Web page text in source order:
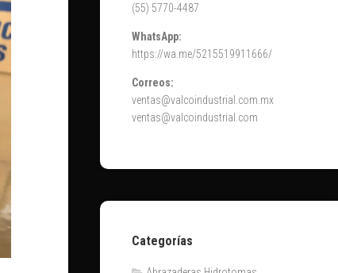
(55) 5770-4487
WhatsApp:
https://wa.me/5215519911666/
Correos:
ventas@valcoindustrial.com.mx
ventas@valcoindustrial.com
Categorías